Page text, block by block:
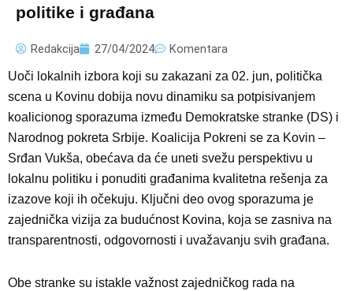
politike i građana
Redakcija 27/04/2024 Komentara
Uoči lokalnih izbora koji su zakazani za 02. jun, politička
scena u Kovinu dobija novu dinamiku sa potpisivanjem
koalicionog sporazuma između Demokratske stranke (DS) i
Narodnog pokreta Srbije. Koalicija Pokreni se za Kovin –
Srđan Vukša, obećava da će uneti svežu perspektivu u
lokalnu politiku i ponuditi građanima kvalitetna rešenja za
izazove koji ih očekuju. Ključni deo ovog sporazuma je
zajednička vizija za budućnost Kovina, koja se zasniva na
transparentnosti, odgovornosti i uvažavanju svih građana.
Obe stranke su istakle važnost zajedničkog rada na